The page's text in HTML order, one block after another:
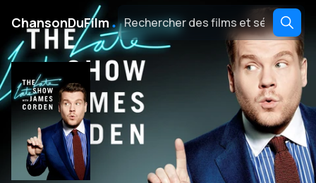
ChansonDuFilm․